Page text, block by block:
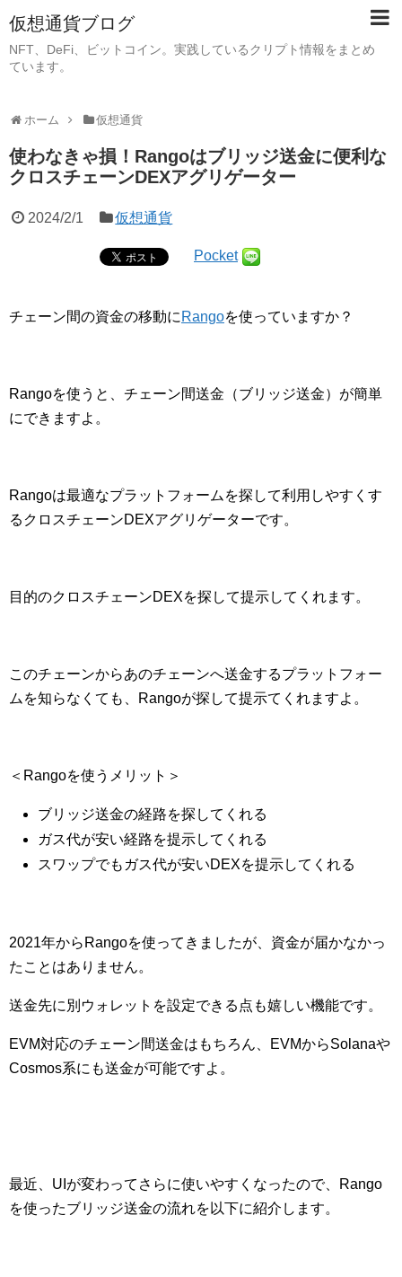
仮想通貨ブログ
NFT、DeFi、ビットコイン。実践しているクリプト情報をまとめ
ています。
ホーム 仮想通貨
使わなきゃ損！Rangoはブリッジ送金に便利な
クロスチェーンDEXアグリゲーター
2024/2/1 仮想通貨
Pocket
チェーン間の資金の移動に Rangoを使っていますか？
Rangoを使うと、チェーン間送金（ブリッジ送金）が簡単
にできますよ。
Rangoは最適なプラットフォームを探して利用しやすくす
るクロスチェーンDEXアグリゲーターです。
目的のクロスチェーンDEXを探して提示してくれます。
このチェーンからあのチェーンへ送金するプラットフォー
ムを知らなくても、Rangoが探して提示てくれますよ。
＜Rangoを使うメリット＞
ブリッジ送金の経路を探してくれる
ガス代が安い経路を提示してくれる
スワップでもガス代が安いDEXを提示してくれる
2021年からRangoを使ってきましたが、資金が届かなかっ
たことはありません。
送金先に別ウォレットを設定できる点も嬉しい機能です。
EVM対応のチェーン間送金はもちろん、EVMからSolanaや
Cosmos系にも送金が可能ですよ。
最近、UIが変わってさらに使いやすくなったので、Rango
を使ったブリッジ送金の流れを以下に紹介します。